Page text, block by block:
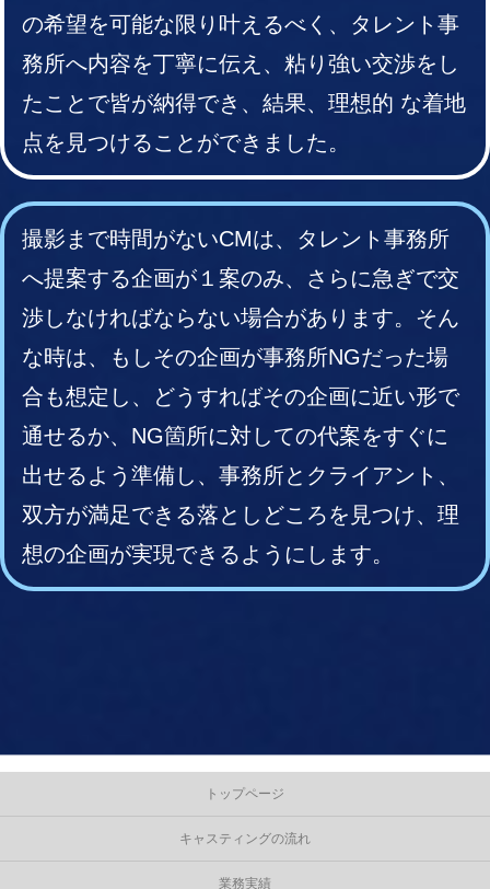
の希望を可能な限り叶えるべく、タレント事
務所へ内容を丁寧に伝え、粘り強い交渉をし
たことで皆が納得でき、結果、理想的 な着地
点を見つけることができました。
撮影まで時間がないCMは、タレント事務所
へ提案する企画が１案のみ、さらに急ぎで交
渉しなければならない場合があります。そん
な時は、もしその企画が事務所NGだった場
合も想定し、どうすればその企画に近い形で
通せるか、NG箇所に対しての代案をすぐに
出せるよう準備し、事務所とクライアント、
双方が満足できる落としどころを見つけ、理
想の企画が実現できるようにします。
トップページ
キャスティングの流れ
業務実績